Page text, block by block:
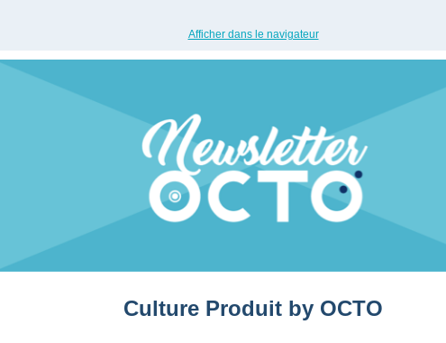
Afficher dans le navigateur
Culture Produit by OCTO